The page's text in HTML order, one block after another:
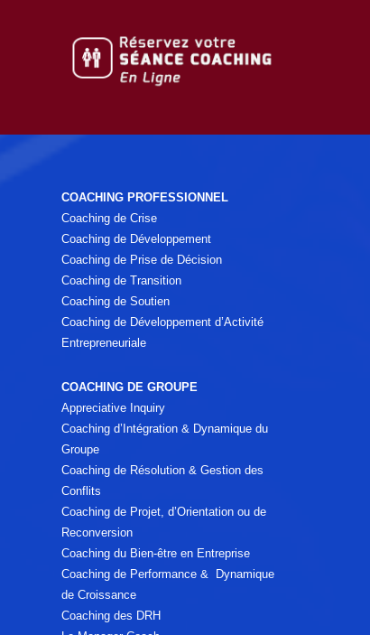
COACHING PROFESSIONNEL
Coaching de Crise
Coaching de Développement
Coaching de Prise de Décision
Coaching de Transition
Coaching de Soutien
Coaching de Développement d’Activité
Entrepreneuriale
COACHING DE GROUPE
Appreciative Inquiry
Coaching d’Intégration & Dynamique du
Groupe
Coaching de Résolution & Gestion des
Conflits
Coaching de Projet, d’Orientation ou de
Reconversion
Coaching du Bien-être en Entreprise
Coaching de Performance & Dynamique
de Croissance
Coaching des DRH